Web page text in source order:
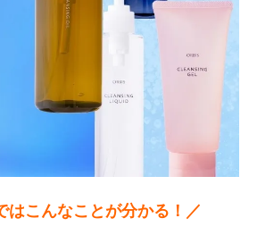
はこんなことが分かる！／